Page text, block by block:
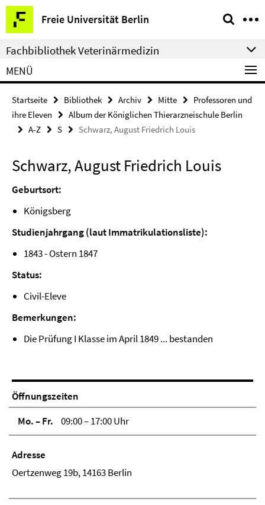
Springe
direkt
zu
Inhalt
Freie Universität Berlin
Service-
Navigation
Fachbibliothek Veterinärmedizin
MENÜ
Startseite Bibliothek Archiv Mitte
Professoren und
ihre Eleven
Album der Königlichen Thierarzneischule Berlin
A-Z
S Schwarz, August Friedrich Louis
Schwarz, August Friedrich Louis
Geburtsort:
Königsberg
Studienjahrgang (laut Immatrikulationsliste):
1843 - Ostern 1847
Status:
Civil-Eleve
Bemerkungen:
Die Prüfung I Klasse im April 1849 ... bestanden
Öffnungszeiten
Mo. – Fr.
09:00 – 17:00 Uhr
Adresse
Oertzenweg 19b, 14163 Berlin